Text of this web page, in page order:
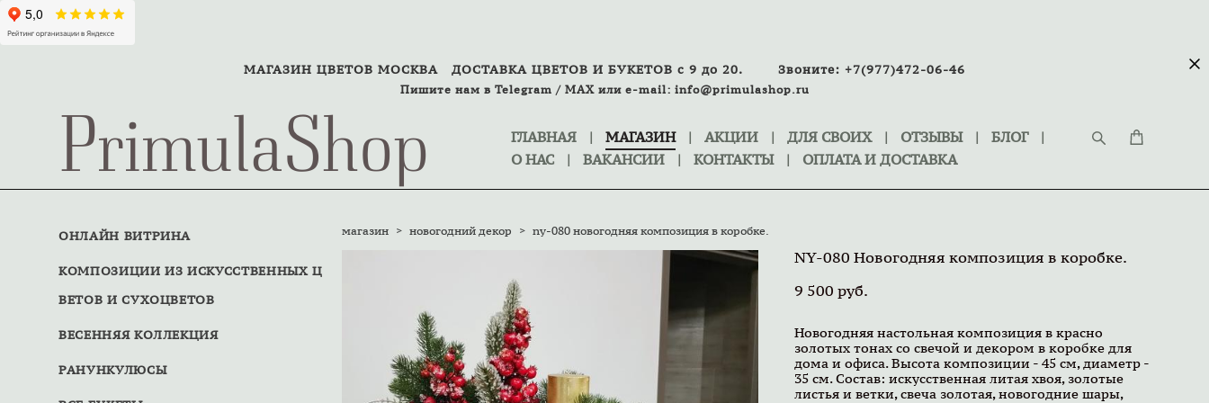
МАГАЗИН ЦВЕТОВ МОСКВА ДОСТАВКА ЦВЕТОВ И БУКЕТОВ с 9 до 20. Звоните: +7(977)472-06-46
Пишите нам в Telegram / MAXилиe-mail: info@primulashop.ru
PrimulaShop ГЛАВНАЯ | МАГАЗИН | АКЦИИ | ДЛЯ СВОИХ | ОТЗЫВЫ | БЛОГ
|
О НАС
| ВАКАНСИИ | КОНТАКТЫ | ОПЛАТА И ДОСТАВКА
ОНЛАЙН ВИТРИНА
КОМПОЗИЦИИ ИЗ ИСКУССТВЕННЫХ Ц
ВЕТОВ И СУХОЦВЕТОВ
ВЕСЕННЯЯ КОЛЛЕКЦИЯ
РАНУНКУЛЮСЫ
магазин > новогодний декор > ny-080 новогодняя композиция в коробке.
NY-080 Новогодняя композиция в коробке.
9 500 pуб.
Новогодняя настольная композиция в красно
золотых тонах со свечой и декором в коробке для
дома и офиса. Высота композиции - 45 см, диаметр -
35 см. Состав: искусственная литая хвоя, золотые
листья и ветки, свеча золотая, новогодние шары,